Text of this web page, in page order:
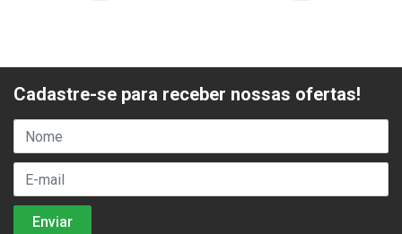
Cadastre-se para receber nossas ofertas!